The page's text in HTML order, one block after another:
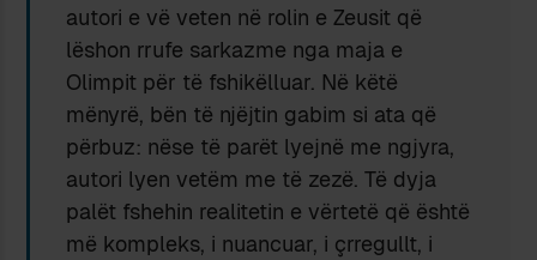
autori e vë veten në rolin e Zeusit që
lëshon rrufe sarkazme nga maja e
Olimpit për të fshikëlluar. Në këtë
mënyrë, bën të njëjtin gabim si ata që
përbuz: nëse të parët lyejnë me ngjyra,
autori lyen vetëm me të zezë. Të dyja
palët fshehin realitetin e vërtetë që është
më kompleks, i nuancuar, i çrregullt, i